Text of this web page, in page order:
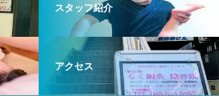
スタッフ紹介
アクセス